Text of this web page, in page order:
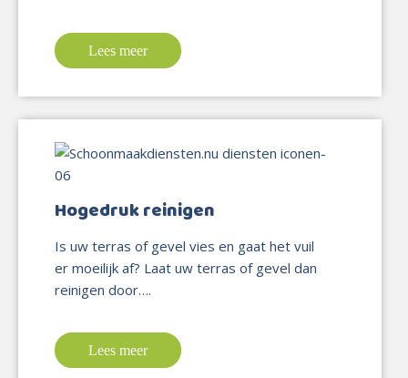
Lees meer
Hogedruk reinigen
Is uw terras of gevel vies en gaat het vuil
er moeilijk af? Laat uw terras of gevel dan
reinigen door….
Lees meer